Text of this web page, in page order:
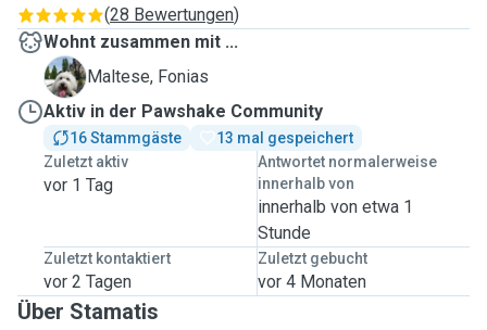
(28 Bewertungen)
Wohnt zusammen mit ...
F
Maltese, Fonias
Aktiv in der Pawshake Community
16 Stammgäste
13 mal gespeichert
Zuletzt aktiv
vor 1 Tag
Antwortet normalerweise
innerhalb von
innerhalb von etwa 1
Stunde
Zuletzt kontaktiert
vor 2 Tagen
Zuletzt gebucht
vor 4 Monaten
Über Stamatis